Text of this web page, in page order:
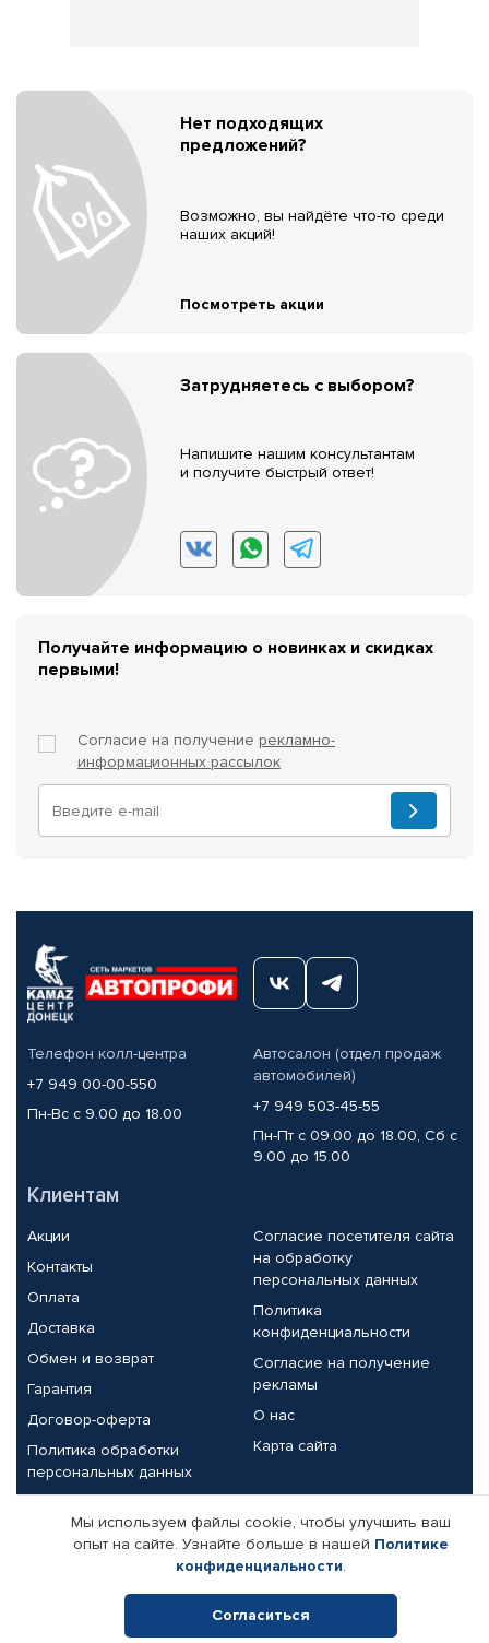
Нет подходящих
предложений?
Возможно, вы найдёте что-то среди
наших акций!
Посмотреть акции
Затрудняетесь с выбором?
Напишите нашим консультантам
и получите быстрый ответ!
Получайте информацию о новинках и скидках
первыми!
Согласие на получение рекламно-
информационных рассылок
Телефон колл-центра
+7 949 00-00-550
Пн-Вс с 9.00 до 18.00
Автосалон (отдел продаж
автомобилей)
+7 949 503-45-55
Пн-Пт с 09.00 до 18.00, Сб с
9.00 до 15.00
Клиентам
Акции
Контакты
Оплата
Доставка
Обмен и возврат
Гарантия
Договор-оферта
Политика обработки
персональных данных
Согласие посетителя сайта
на обработку
персональных данных
Политика
конфиденциальности
Согласие на получение
рекламы
О нас
Карта сайта
Партнерам
Корпоративным клиентам
Поставщикам
Реквизиты компании
Мы используем файлы cookie, чтобы улучшить ваш
опыт на сайте. Узнайте больше в нашей Политике
конфиденциальности.
Согласиться